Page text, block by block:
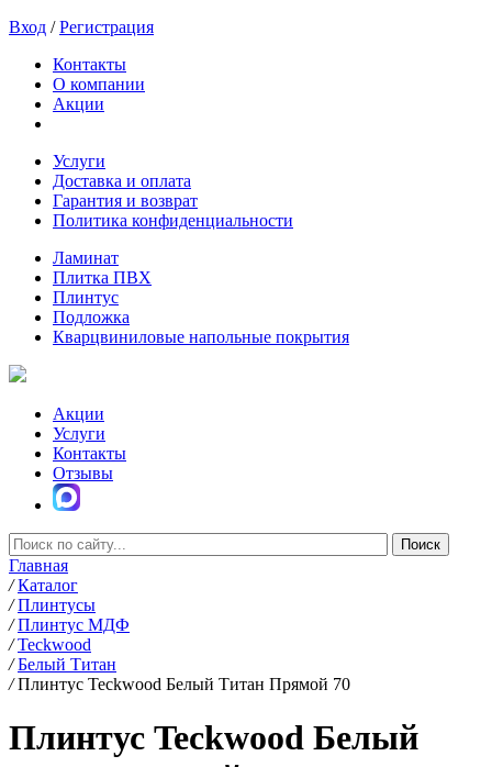
Вход /Регистрация
Контакты
О компании
Акции
Услуги
Доставка и оплата
Гарантия и возврат
Политика конфиденциальности
Ламинат
Плитка ПВХ
Плинтус
Подложка
Кварцвиниловые напольные покрытия
Акции
Услуги
Контакты
Отзывы
Главная
/ Каталог
/ Плинтусы
/ Плинтус МДФ
/ Teckwood
/ Белый Титан
/ Плинтус Teckwood Белый Титан Прямой 70
Плинтус Teckwood Белый